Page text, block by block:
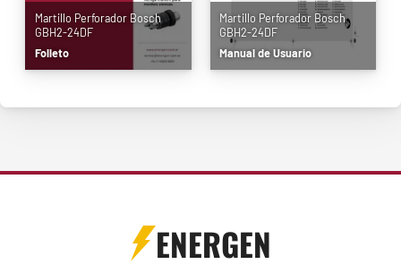
Martillo Perforador Bosch
GBH2-24DF
Folleto
Martillo Perforador Bosch
GBH2-24DF
Manual de Usuario
ENERGEN